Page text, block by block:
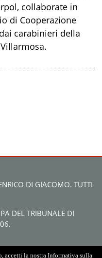
collaborate in
di Cooperazione
carabinieri della
DI GIACOMO. TUTTI
DEL TRIBUNALE DI
accetti la nostra Informativa sulla